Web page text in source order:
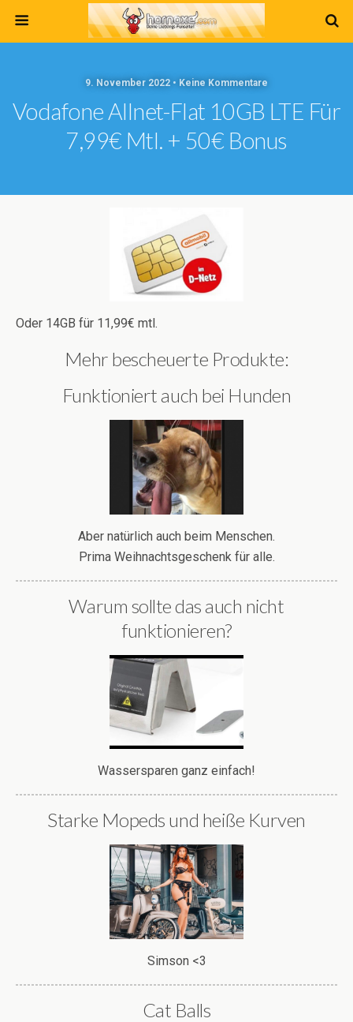
9. November 2022 • Keine Kommentare
Vodafone Allnet-Flat 10GB LTE Für
7,99€ Mtl. + 50€ Bonus
Oder 14GB für 11,99€ mtl.
Mehr bescheuerte Produkte:
Funktioniert auch bei Hunden
Aber natürlich auch beim Menschen.
Prima Weihnachtsgeschenk für alle.
Warum sollte das auch nicht
funktionieren?
Wassersparen ganz einfach!
Starke Mopeds und heiße Kurven
Simson <3
Cat Balls